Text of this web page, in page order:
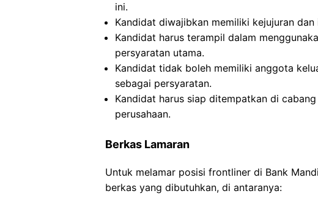
ini.
Kandidat diwajibkan memiliki kejujuran
Kandidat harus terampil dalam
persyaratan utama.
Kandidat tidak boleh memiliki anggota
sebagai persyaratan.
Kandidat harus siap ditempatkan di
perusahaan.
Berkas Lamaran
Untuk melamar posisi frontliner di Bank
berkas yang dibutuhkan, di antaranya: